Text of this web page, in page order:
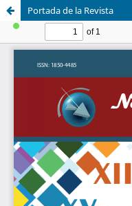
Portada de la Revista